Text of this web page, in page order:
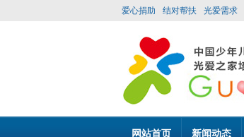
爱心捐助 结对帮扶 光爱需求
网站首页 新闻动态